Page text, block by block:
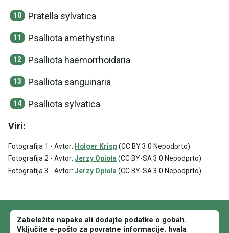
Pratella sylvatica
Psalliota amethystina
Psalliota haemorrhoidaria
Psalliota sanguinaria
Psalliota sylvatica
Viri:
Fotografija 1 - Avtor: Holger Krisp(CC BY 3.0 Nepodprto)
Fotografija 2 - Avtor: Jerzy Opioła (CC BY-SA 3.0 Nepodprto)
Fotografija 3 - Avtor: Jerzy Opioła (CC BY-SA 3.0 Nepodprto)